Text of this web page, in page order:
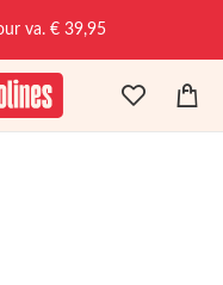
va. € 39,95